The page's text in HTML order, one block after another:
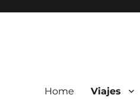
Home Viajes